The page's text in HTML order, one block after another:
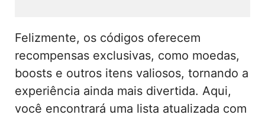
Felizmente, os códigos oferecem
recompensas exclusivas, como moedas,
boosts e outros itens valiosos, tornando a
experiência ainda mais divertida. Aqui,
você encontrará uma lista atualizada com